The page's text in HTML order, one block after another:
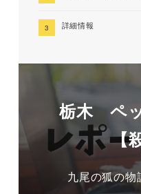
詳細情報
栃木 ペ
【
九尾の狐の